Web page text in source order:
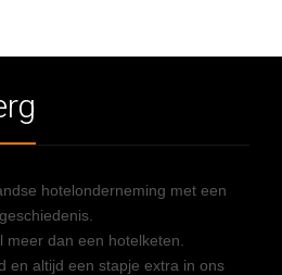
hotelonderneming met een
dan een hotelketen.
en altijd een stapje extra in ons